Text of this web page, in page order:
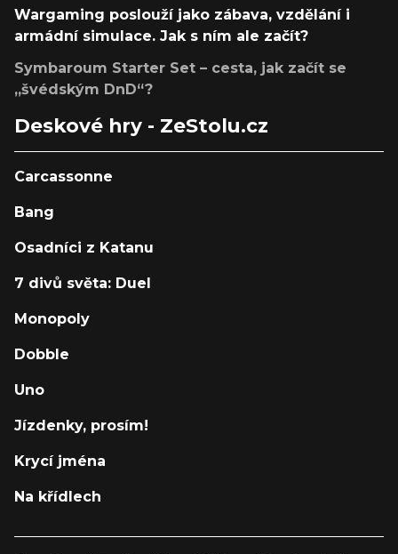
Wargaming poslouží jako zábava, vzdělání i
armádní simulace. Jak s ním ale začít?
Symbaroum Starter Set – cesta, jak začít se
„švédským DnD“?
Deskové hry - ZeStolu.cz
Carcassonne
Bang
Osadníci z Katanu
7 divů světa: Duel
Monopoly
Dobble
Uno
Jízdenky, prosím!
Krycí jména
Na křídlech